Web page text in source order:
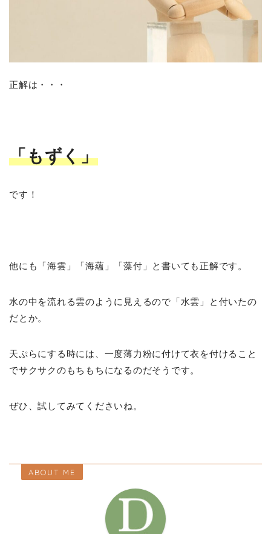
正解は・・・
「もずく」
です！
他にも「海雲」「海蘊」「藻付」と書いても正解です。
水の中を流れる雲のように見えるので「水雲」と付いたの
だとか。
天ぷらにする時には、一度薄力粉に付けて衣を付けること
でサクサクのもちもちになるのだそうです。
ぜひ、試してみてくださいね。
ABOUT ME